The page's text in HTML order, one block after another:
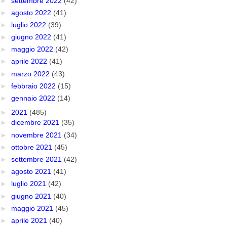
► agosto 2022 (41)
► luglio 2022 (39)
► giugno 2022 (41)
► maggio 2022 (42)
► aprile 2022 (41)
► marzo 2022 (43)
► febbraio 2022 (15)
► gennaio 2022 (14)
► 2021 (485)
► dicembre 2021 (35)
► novembre 2021 (34)
► ottobre 2021 (45)
► settembre 2021 (42)
► agosto 2021 (41)
► luglio 2021 (42)
► giugno 2021 (40)
► maggio 2021 (45)
► aprile 2021 (40)